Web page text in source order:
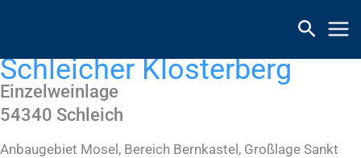
Schleicher Klosterberg
Einzelweinlage
54340 Schleich
Anbaugebiet Mosel, Bereich Bernkastel, Großlage Sankt